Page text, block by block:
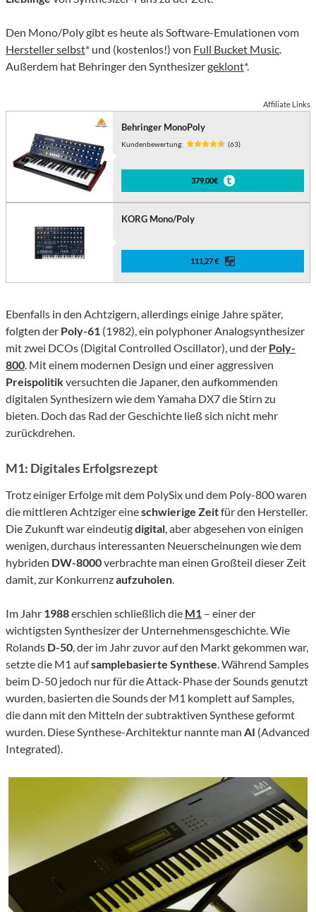
Den Mono/Poly gibt es heute als Software-Emulationen vom
Hersteller selbst* und (kostenlos!) von Full Bucket Music.
Außerdem hat Behringer den Synthesizergeklont*.
Affiliate Links
Behringer MonoPoly
Kundenbewertung: (63)
379,00€
KORG Mono/Poly
111,27 €
Ebenfalls in den Achtzigern, allerdings einige Jahre später,
folgten der Poly-61 (1982), ein polyphoner Analogsynthesizer
mit zwei DCOs (Digital Controlled Oscillator), und der Poly-
800. Mit einem modernen Design und einer aggressiven
Preispolitikversuchten die Japaner, den aufkommenden
digitalen Synthesizern wie dem Yamaha DX7 die Stirn zu
bieten. Doch das Rad der Geschichte ließ sich nicht mehr
zurückdrehen.
M1: Digitales Erfolgsrezept
Trotz einiger Erfolge mit dem PolySix und dem Poly-800 waren
die mittleren Achtziger eineschwierige Zeitfür den Hersteller.
Die Zukunft war eindeutigdigital, aber abgesehen von einigen
wenigen, durchaus interessanten Neuerscheinungen wie dem
hybriden DW-8000verbrachte man einen Großteil dieser Zeit
damit, zur Konkurrenzaufzuholen.
Im Jahr 1988erschien schließlich die M1 – einer der
wichtigsten Synthesizer der Unternehmensgeschichte. Wie
Rolands D-50, der im Jahr zuvor auf den Markt gekommen war,
setzte die M1 aufsamplebasierte Synthese. Während Samples
beim D-50 jedoch nur für die Attack-Phase der Sounds genutzt
wurden, basierten die Sounds der M1 komplett auf Samples,
die dann mit den Mitteln der subtraktiven Synthese geformt
wurden. Diese Synthese-Architektur nannte man AI (Advanced
Integrated).